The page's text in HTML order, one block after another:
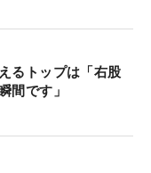
るトップは「右股
間です」